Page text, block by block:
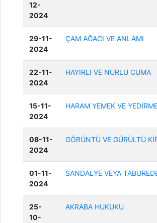
12-
2024
29-11-
2024
ÇAM AĞACI VE ANLAMI
22-11-
2024
HAYIRLI VE NURLU CUMA
15-11-
2024
HARAM YEMEK VE
08-11-
2024
GÖRÜNTÜ VE GÜRÜLTÜ
01-11-
2024
SANDALYE VEYA
25-
10-
AKRABA HUKUKU